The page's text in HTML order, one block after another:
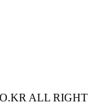
지방의 함량이
림 케이크, 마요
ALL RIGHT